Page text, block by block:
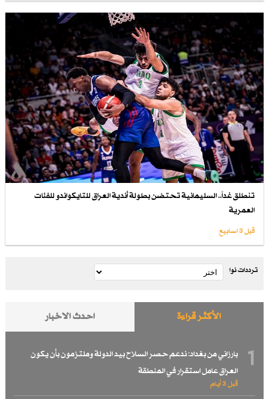
تنطلق غداً.. السليمانية تحتضن بطولة أندية العراق للتايكواندو للفئات
العمرية
قبل 3 اسابیع
ترددات نوا
الأكثر قراءة احدث الاخبار
1
بارزاني من بغداد: ندعم حصر السلاح بيد الدولة وملتزمون بأن يكون
العراق عامل استقرار في المنطقة
قبل 3 أيام